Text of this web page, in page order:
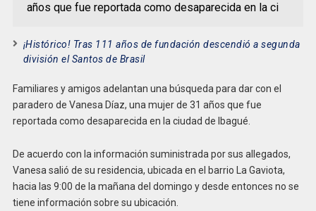
años que fue reportada como desaparecida en la ci
¡Histórico! Tras 111 años de fundación descendió a segunda
división el Santos de Brasil
Familiares y amigos adelantan una búsqueda para dar con el
paradero de Vanesa Díaz, una mujer de 31 años que fue
reportada como desaparecida en la ciudad de Ibagué.
De acuerdo con la información suministrada por sus allegados,
Vanesa salió de su residencia, ubicada en el barrio La Gaviota,
hacia las 9:00 de la mañana del domingo y desde entonces no se
tiene información sobre su ubicación.